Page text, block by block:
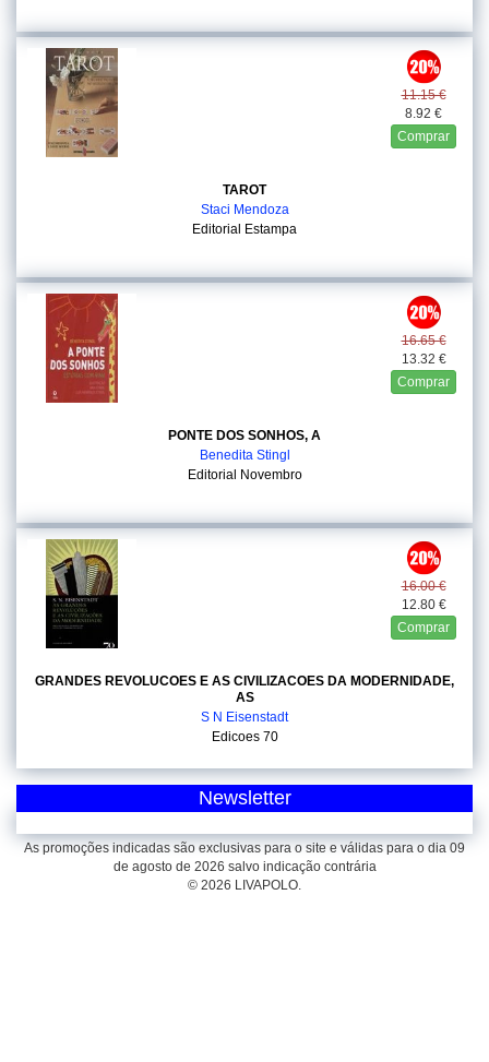
11.15 €
8.92 €
Comprar
TAROT
Staci Mendoza
Editorial Estampa
16.65 €
13.32 €
Comprar
PONTE DOS SONHOS, A
Benedita Stingl
Editorial Novembro
16.00 €
12.80 €
Comprar
GRANDES REVOLUCOES E AS CIVILIZACOES DA MODERNIDADE,
AS
S N Eisenstadt
Edicoes 70
Newsletter
As promoções indicadas são exclusivas para o site e válidas para o dia 09
de agosto de 2026 salvo indicação contrária
© 2026 LIVAPOLO.